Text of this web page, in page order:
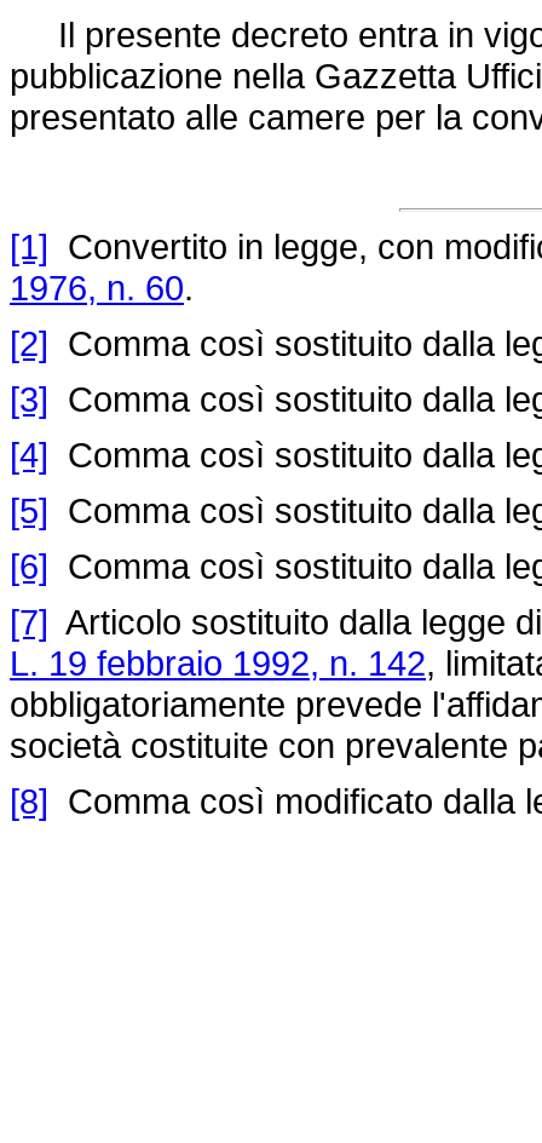
Il presente decreto entra in
pubblicazione nella Gazzetta
presentato alle camere per la
[1] Convertito in legge, con
1976, n. 60.
[2] Comma così sostituito dalla
[3] Comma così sostituito dalla
[4] Comma così sostituito dalla
[5] Comma così sostituito dalla
[6] Comma così sostituito dalla
[7] Articolo sostituito dalla legge
L. 19 febbraio 1992, n. 142,
obbligatoriamente prevede
società costituite con prevalente
[8] Comma così modificato dalla